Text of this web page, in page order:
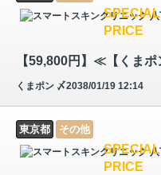
SPECIAL
PRICE
くまポン 〆2038/01/19 12:14
東京都 その他
SPECIAL
PRICE